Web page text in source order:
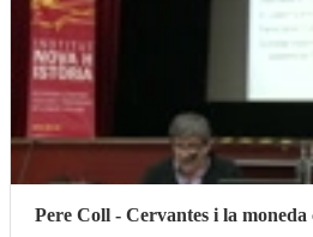
Pere Coll - Cervantes i la moneda